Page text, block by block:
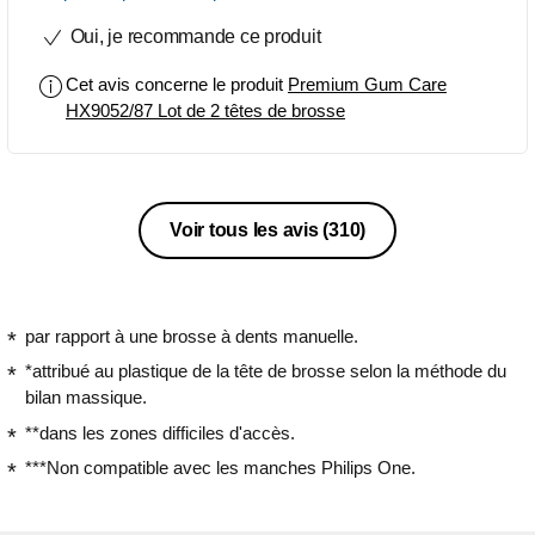
douceur tout en éliminant efficacement
que les têtes classiques. Les gencives
sont beaucoup plus saines en à peine
ont une forme parfaite pour glisser sans
abîmer les gencives grâce aux bords
toutes les faces des dents et permet de
de contact. Ces têtes se clipsent
facilement sur les manches "Sonicare"
et l'on peut profiter ainsi de toute la
technologie sonique de Philips
Oui, je recommande ce produit
Cet avis concerne le produit Premium Gum Care
HX9052/87 Lot de 2 têtes de brosse
Voir tous les avis(310)
par rapport à une brosse à dents manuelle.
*attribué au plastique de la tête de brosse selon la méthode du
bilan massique.
**dans les zones difficiles d'accès.
***Non compatible avec les manches Philips One.